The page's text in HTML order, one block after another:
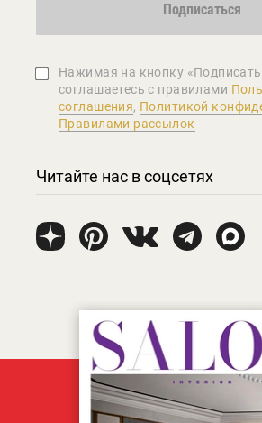
Подписаться
Нажимая на кнопку
соглашаетеcь с правилами
соглашения, Политикой
Правилами рассылок
Читайте нас в соцсетях